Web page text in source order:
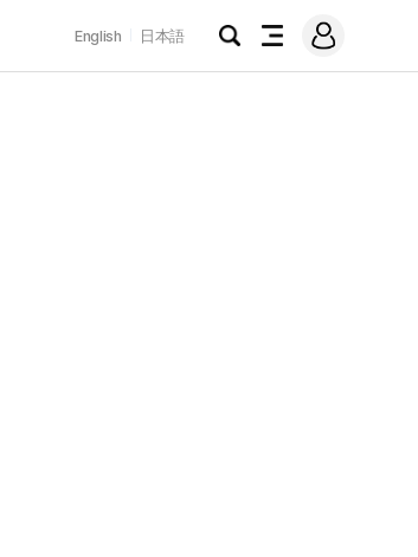
English 日本語
검
전
메
그